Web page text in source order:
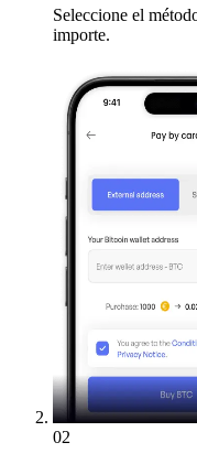
Seleccione el
importe.
02